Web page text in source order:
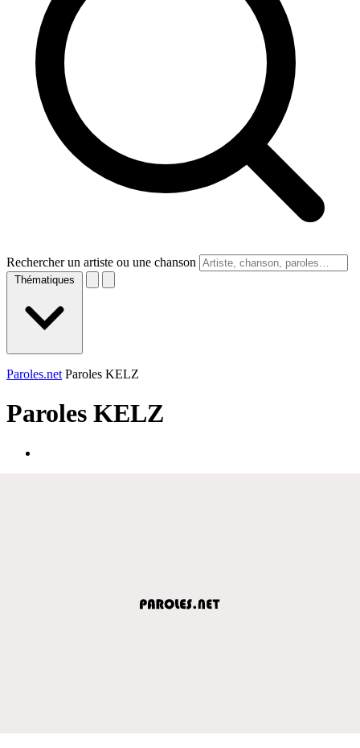
Rechercher un artiste ou une chanson
Thématiques
Paroles.net Paroles KELZ
Paroles KELZ